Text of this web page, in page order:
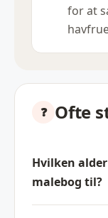
for at
Ofte
Hvilken
malebog til?